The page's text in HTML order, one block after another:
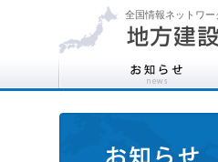
全国情報ネットワ